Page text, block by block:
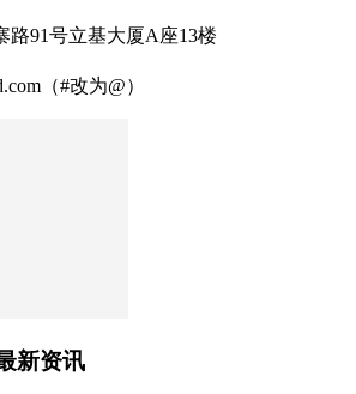
路91号立基大厦A座13楼
（#改为@）
新资讯